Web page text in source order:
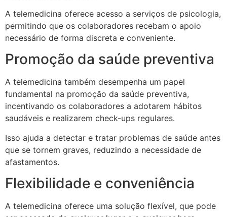
A telemedicina oferece acesso a serviços de psicologia,
permitindo que os colaboradores recebam o apoio
necessário de forma discreta e conveniente.
Promoção da saúde preventiva
A telemedicina também desempenha um papel
fundamental na promoção da saúde preventiva,
incentivando os colaboradores a adotarem hábitos
saudáveis e realizarem check-ups regulares.
Isso ajuda a detectar e tratar problemas de saúde antes
que se tornem graves, reduzindo a necessidade de
afastamentos.
Flexibilidade e conveniência
A telemedicina oferece uma solução flexível, que pode